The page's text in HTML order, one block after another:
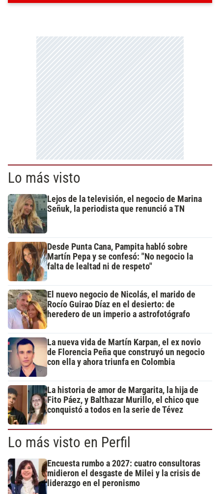
Lo más visto
Lejos de la televisión, el negocio de Marina
Señuk, la periodista que renunció a TN
Desde Punta Cana, Pampita habló sobre
Martín Pepa y se confesó: "No negocio la
falta de lealtad ni de respeto"
El nuevo negocio de Nicolás, el marido de
Rocío Guirao Díaz en el desierto: de
heredero de un imperio a astrofotógrafo
La nueva vida de Martín Karpan, el ex novio
de Florencia Peña que construyó un negocio
con ella y ahora triunfa en Colombia
La historia de amor de Margarita, la hija de
Fito Páez, y Balthazar Murillo, el chico que
conquistó a todos en la serie de Tévez
Lo más visto en Perfil
Encuesta rumbo a 2027: cuatro consultoras
midieron el desgaste de Milei y la crisis de
liderazgo en el peronismo